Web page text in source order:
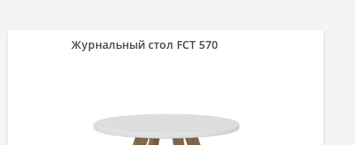
Журнальный стол FCT 570